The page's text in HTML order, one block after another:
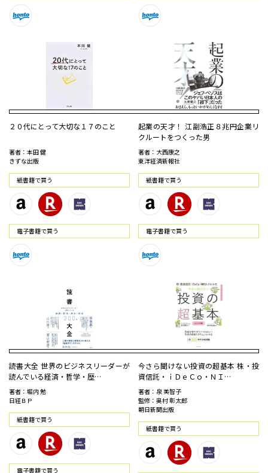
２０代にとって大切な１７のこと
著者：本田 健
きずな出版
紙書籍で買う
電⼦書籍で買う
起業の天才！ 江副浩正８兆円企業リ
クルートをつくった男
著者：大西康之
東洋経済新報社
紙書籍で買う
電⼦書籍で買う
読書大全 世界のビジネスリーダーが
読んでいる経済・哲学・歴…
著者：堀内 勉
日経ＢＰ
紙書籍で買う
電⼦書籍で買う
今さら聞けない投資の超基本 株・投
資信託・ｉＤｅＣｏ・ＮＩ…
著者：泉 美智子
監修：奥村 彰太郎
朝日新聞出版
紙書籍で買う